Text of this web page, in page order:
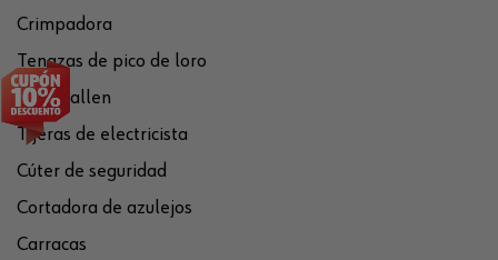
Crimpadora
Tenazas de pico de loro
Llaves allen
Tijeras de electricista
Cúter de seguridad
Cortadora de azulejos
Carracas